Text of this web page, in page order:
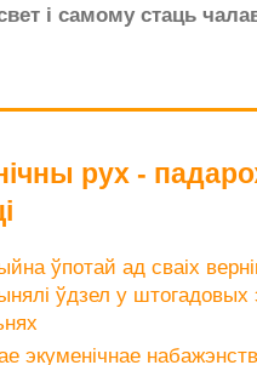
і самому стаць
рух -
ўпотай ад сваіх
ўдзел у штогадовых
экуменічнае